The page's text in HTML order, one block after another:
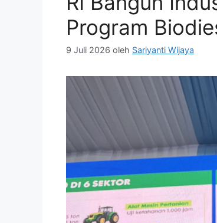
Program
9 Juli 2026 oleh Sariyanti Wijaya